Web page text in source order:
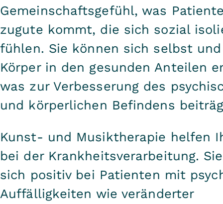
Gemeinschaftsgefühl, was
zugute kommt, die sich sozial
fühlen. Sie können sich selbst
Körper in den gesunden Anteilen
was zur Verbesserung des
und körperlichen Befindens
Kunst- und Musiktherapie helfen
bei der Krankheitsverarbeitung.
sich positiv bei Patienten mit
Auffälligkeiten wie veränderter